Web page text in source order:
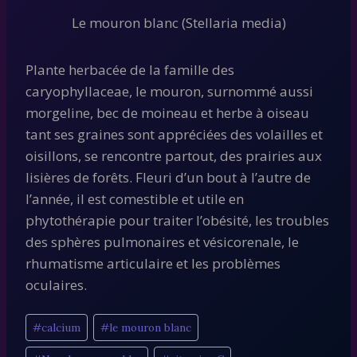
Le mouron blanc (Stellaria media)
Plante herbacée de la famille des
caryophyllaceae, le mouron, surnommé aussi
morgeline, bec de moineau et herbe à oiseau
tant ses graines sont appréciées des volailles et
oisillons, se rencontre partout, des prairies aux
lisières de forêts. Fleuri d’un bout à l’autre de
l’année, il est comestible et utile en
phytothérapie pour traiter l’obésité, les troubles
des sphères pulmonaires et vésicorenale, le
rhumatisme articulaire et les problèmes
oculaires.
Étiquettes
de
#calcium #le mouron blanc